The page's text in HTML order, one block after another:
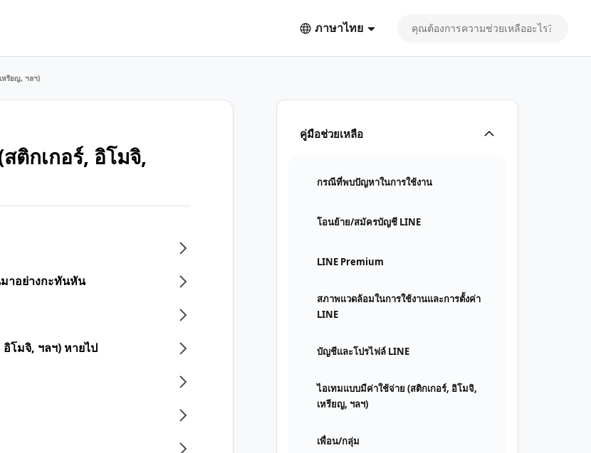
ภาษาไทย
คู่มือช่วยเหลือ
กรณีที่พบปัญหาในการใช้งาน
โอนย้าย/สมัครบัญชี LINE
LINE Premium
สภาพแวดล้อมในการใช้งานและการตั้งค่า
LINE
บัญชีและโปรไฟล์ LINE
ไอเทมแบบมีค่าใช้จ่าย (สติกเกอร์, อิโมจิ,
เหรียญ, ฯลฯ)
เพื่อน/กลุ่ม
หรียญ, ฯลฯ)
ติกเกอร์, อิโมจิ,
าอย่างกะทันหัน
โมจิ, ฯลฯ) หายไป